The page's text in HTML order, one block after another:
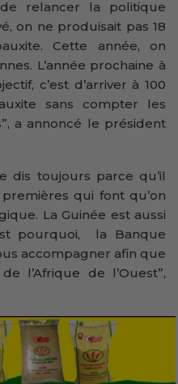
relancer la politique
on ne produisait pas 18
Cette année, on
L’année prochaine à
c’est d’arriver à 100
sans compter les
a annoncé le président
dis toujours parce qu’il
qui font qu’on
La Guinée est aussi
pourquoi, la Banque
accompagner afin que
l’Afrique de l’Ouest”,